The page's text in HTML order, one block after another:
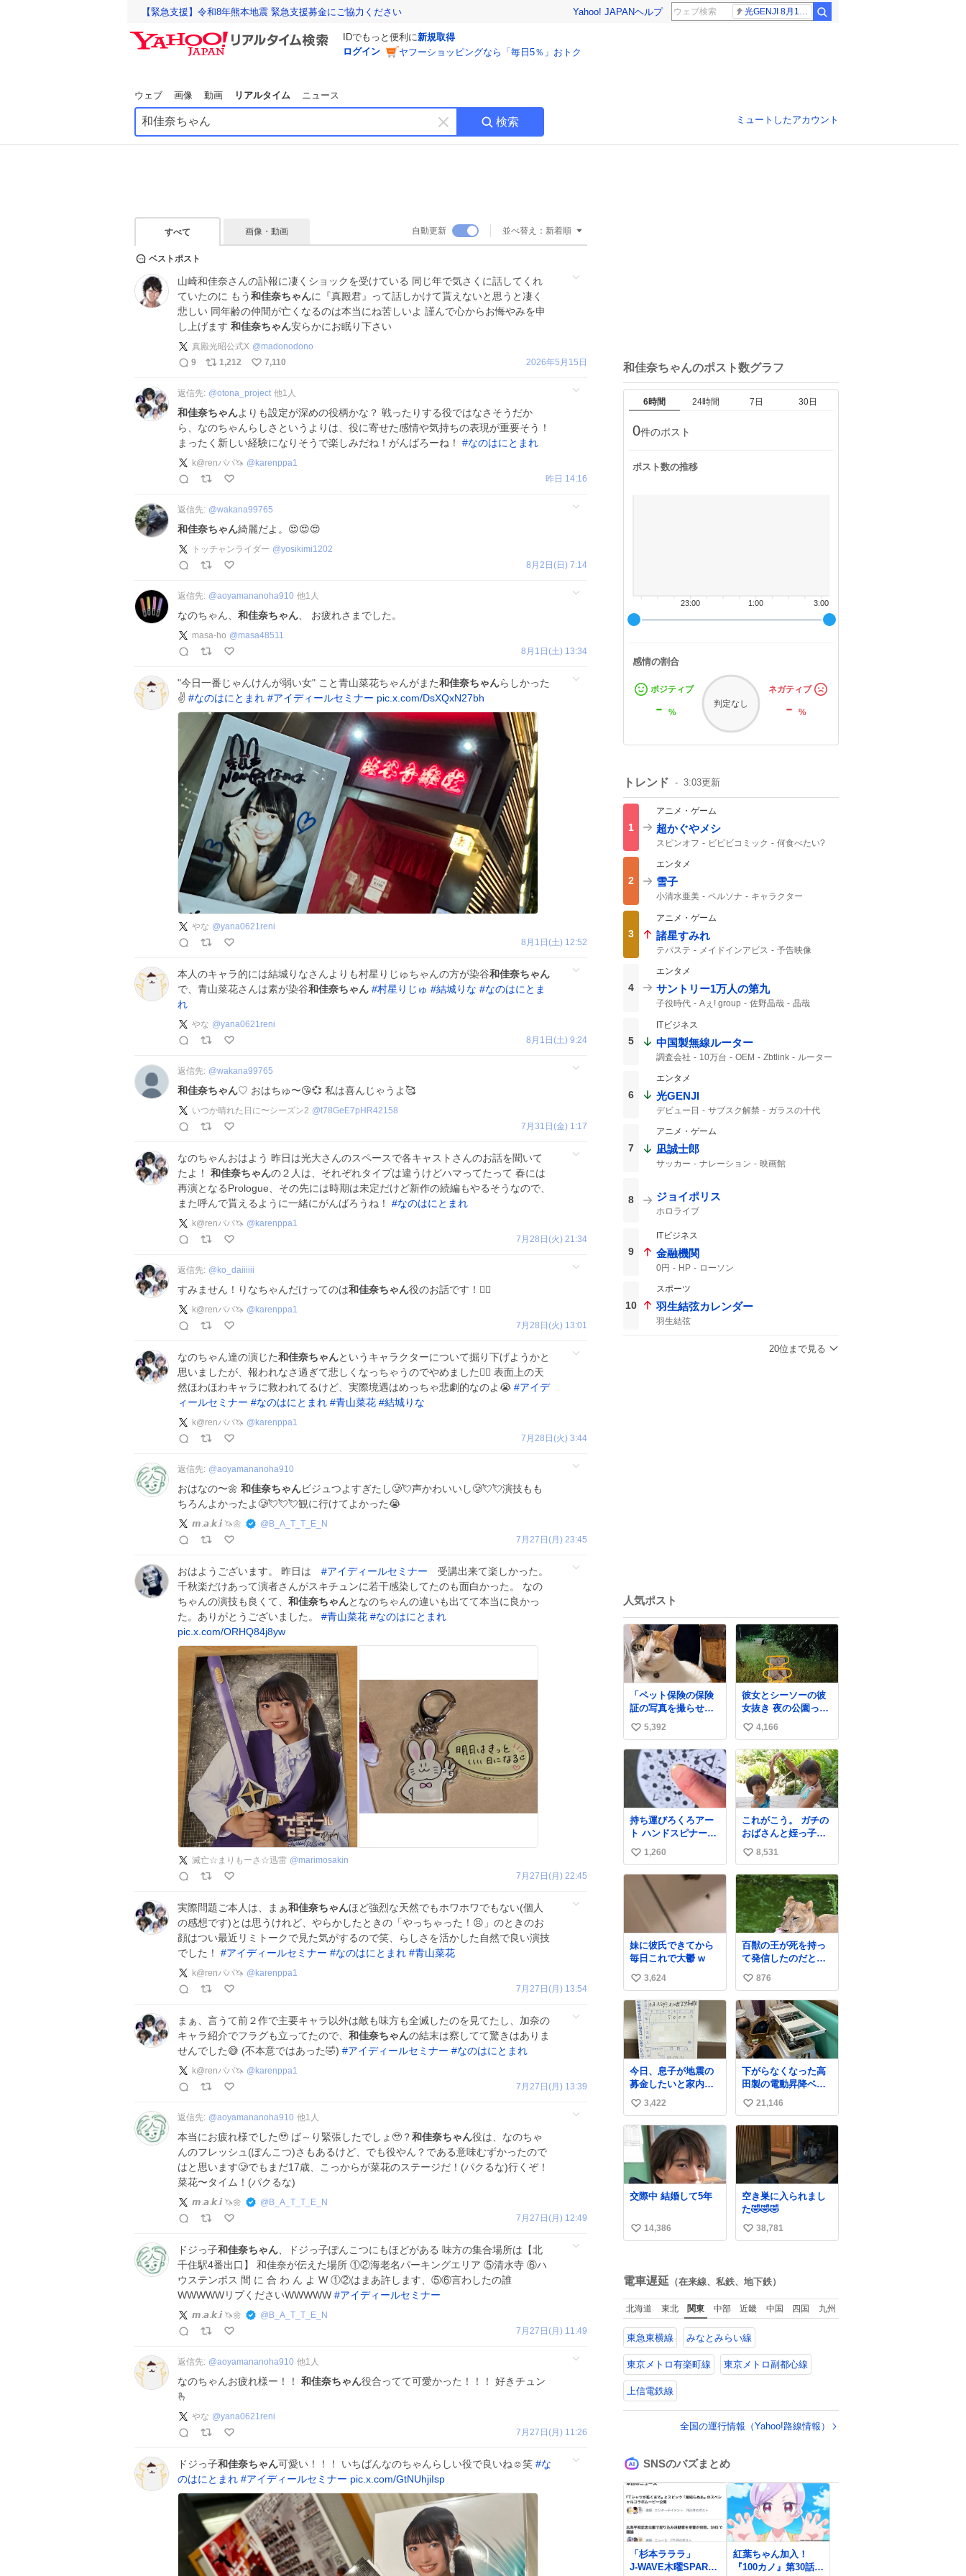
【緊急支援】令和8年熊本地震 緊急支援募金にご協力ください Yahoo! JAPANヘルプ 光GENJI 8月19日
IDでもっと便利に新規取得
ログイン
ヤフーショッピングなら「毎日5％」おトク
ウェブ 画像 動画 リアルタイム ニュース
キ
ー
す
検索 ミュートしたアカウント
すべて 画像・動画 自動更新 並べ替え： 新着順
ベストポスト
山崎和佳奈さんの訃報に凄くショックを受けている 同じ年で気さくに話してくれ
ていたのに もう和佳奈ちゃんに『真殿君』って話しかけて貰えないと思うと凄く
悲しい 同年齢の仲間が亡くなるのは本当にね苦しいよ 謹んで心からお悔やみを申
し上げます 和佳奈ちゃん安らかにお眠り下さい
真殿光昭公式X @madonodono
9
1,212 7,110 2026年5月15日
返信先: @otona_project 他1 人
和佳奈ちゃんよりも設定が深めの役柄かな？ 戦ったりする役ではなさそうだか
ら、なのちゃんらしさというよりは、役に寄せた感情や気持ちの表現が重要そう！
まったく新しい経験になりそうで楽しみだね！がんばろーね！ #なのはにとまれ
k@renパパ🦄 @ karenppa1
昨日 14:16
返信先: @wakana99765
和佳奈ちゃん綺麗だよ。😍😍😍
トッチャンライダー @yosikimi1202
8月2日(日) 7:14
返信先: @aoyamananoha910 他1 人
なのちゃん、 和佳奈ちゃん 、 お疲れさまでした。
masa-ho @masa48511
8月1日(土) 13:34
"今日一番じゃんけんが弱い女" こと青山菜花ちゃんがまた和佳奈ちゃんらしかった
✌️ #なのはにとまれ #アイディールセミナー pic.x.com/DsXQxN27bh
やな @yana0621reni
8月1日(土) 12:52
本人のキャラ的には結城りなさんよりも村星りじゅちゃんの方が染谷和佳奈ちゃん
で、青山菜花さんは素が染谷和佳奈ちゃん #村星りじゅ #結城りな #なのはにとま
れ
やな @yana0621reni
8月1日(土) 9:24
返信先: @wakana99765
和佳奈ちゃん♡ おはちゅ〜😘💞 私は喜んじゃうよ🥰
いつか晴れた日に〜シーズン2 @t78GeE7pHR42158
7月31日(金) 1:17
なのちゃんおはよう 昨日は光大さんのスペースで各キャストさんのお話を聞いて
たよ！ 和佳奈ちゃんの２人は、それぞれタイプは違うけどハマってたって 春には
再演となるPrologue、その先には時期は未定だけど新作の続編もやるそうなので、
また呼んで貰えるように一緒にがんばろうね！ #なのはにとまれ
k@renパパ🦄 @ karenppa1
7月28日(火) 21:34
返信先: @ ko_daiiiiii
すみません！りなちゃんだけってのは和佳奈ちゃん役のお話です！🙇‍♂️
k@renパパ🦄 @ karenppa1
7月28日(火) 13:01
なのちゃん達の演じた和佳奈ちゃんというキャラクターについて掘り下げようかと
思いましたが、報われなさ過ぎて悲しくなっちゃうのでやめました🙇‍♂️ 表面上の天
然ほわほわキャラに救われてるけど、実際境遇はめっちゃ悲劇的なのよ😭 #アイデ
ィールセミナー #なのはにとまれ #青山菜花 #結城りな
k@renパパ🦄 @ karenppa1
7月28日(火) 3:44
返信先: @aoyamananoha910
おはなの〜🌼 和佳奈ちゃんビジュつよすぎたし🥲💘声かわいいし🥲💘💘演技もも
ちろんよかったよ🥲💘💘💘観に行けてよかった😭
𝙢.𝙖.𝙠.𝙞 🦄🌼 @ B_A_T_T_E_N
7月27日(月) 23:45
おはようございます。 昨日は #アイディールセミナー 受講出来て楽しかった。
千秋楽だけあって演者さんがスキチュンに若干感染してたのも面白かった。 なの
ちゃんの演技も良くて、 和佳奈ちゃんとなのちゃんの違いも出てて本当に良かっ
た。ありがとうございました。 #青山菜花 #なのはにとまれ
pic.x.com/ORHQ84j8yw
滅亡☆まりもーさ☆迅雷 @marimosakin
7月27日(月) 22:45
実際問題ご本人は、まぁ和佳奈ちゃんほど強烈な天然でもホワホワでもない(個人
の感想です)とは思うけれど、やらかしたときの「やっちゃった！😣」のときのお
顔はつい最近リミトークで見た気がするので笑、らしさを活かした自然で良い演技
でした！ #アイディールセミナー #なのはにとまれ #青山菜花
k@renパパ🦄 @ karenppa1
7月27日(月) 13:54
まぁ、言うて前２作で主要キャラ以外は敵も味方も全滅したのを見てたし、加奈の
キャラ紹介でフラグも立ってたので、 和佳奈ちゃんの結末は察してて驚きはありま
せんでした😅 (不本意ではあった🤣) #アイディールセミナー #なのはにとまれ
k@renパパ🦄 @ karenppa1
7月27日(月) 13:39
返信先: @aoyamananoha910 他1 人
本当にお疲れ様でした🥹 ば～り緊張したでしょ🥹？和佳奈ちゃん役は、なのちゃ
んのフレッシュ(ぽんこつ)さもあるけど、でも役やん？である意味むずかったので
はと思います🥲でもまだ17歳、こっからが菜花のステージだ！(パクるな)行くぞ！
菜花〜タイム！(パクるな)
𝙢.𝙖.𝙠.𝙞 🦄🌼 @ B_A_T_T_E_N
7月27日(月) 12:49
ドジっ子和佳奈ちゃん 、ドジっ子ぽんこつにもほどがある 味方の集合場所は【北
千住駅4番出口】 和佳奈が伝えた場所 ①②海老名パーキングエリア ⑤清水寺 ⑥ハ
ウステンボス 間 に 合 わ ん よ W ①②はまあ許します、⑤⑥言わしたの誰
WWWWWリプくださいWWWWW #アイディールセミナー
𝙢.𝙖.𝙠.𝙞 🦄🌼 @ B_A_T_T_E_N
7月27日(月) 11:49
返信先: @aoyamananoha910 他1 人
なのちゃんお疲れ様ー！！ 和佳奈ちゃん役合ってて可愛かった！！！ 好きチュン
🫰
やな @yana0621reni
7月27日(月) 11:26
ドジっ子和佳奈ちゃん可愛い！！！ いちばんなのちゃんらしい役で良いね☺️笑 #な
のはにとまれ #アイディールセミナー pic.x.com/GtNUhjiIsp
和佳奈ちゃんのポスト数グラフ
6時間 24時間 7日 30日
0件のポスト
ポスト数の推移
3:00
1:00
23:00
感情の割合
ポジティブ
- %
判定なし
ネガティブ
-%
トレンド 3:03更新
1
アニメ・ゲーム
超かぐやメシ
スピンオフ ビビビコミック
何食べたい?
美味しいものを
2
エンタメ
雪子
小清水亜美 ペルソナ キャラクター
3
アニメ・ゲーム
諸星すみれ
テパステ メイドインアビス
予告映像
4
エンタメ
サントリー1万人の第九
子役時代 Aぇ! group 佐野晶哉 晶哉
5
ITビジネス
中国製無線ルーター
調査会社 10万台 OEM Zbtlink
ルーター
6
エンタメ
光GENJI
デビュー日 サブスク解禁
ガラスの十代
デビュー
7
アニメ・ゲーム
凪誠士郎
サッカー ナレーション 映画館
8 ジョイポリス
ホロライブ
9
ITビジネス
金融機関
0円 HP ローソン
10
スポーツ
羽生結弦カレンダー
羽生結弦
20位まで見る
人気ポスト
「ペット保険の保険
証の写真を撮らせて
くれ」と頼んだらち
ゃんと座ってポーズ
を取ってくれた人
い
い
ね
数
5,392
彼女とシーソーの彼
女抜き 夜の公園って
不審者が現れそうで
怖いんだよな
い
い
ね
数
4,166
持ち運びろくろアー
ト ハンドスピナー会
社の偉い人、見てく
ださい。
い
い
1,260
これがこう。 ガチの
おばさんと姪っ子で
す。 （身長抜かされ
ててしぬ笑） #ヤツ
ルギ12 #家族でヒロ
イン
い
い
ね
数
8,531
妹に彼氏できてから
毎日これで大鬱 w
い
い
ね
数
3,624
百獣の王が死を持っ
て発信したのだと思
う 高温多湿が尋常で
ない日本の夏 どうか
早急に飼育の環境を
見直して 動物の命を
護ってください…と
治療中のライオンが
助かりますように す
べての動物の命が護
られますように
2026.7.3📷多摩動物
公園にて 残念ながら
個体の識別は出来ま
せん
い
い
ね
数
876
今日、息子が地震の
募金したいと家内と
郵便局に行ったみた
いです。おもちゃと
か買う選択肢もあっ
たと思うけど、自分
で貯めてた2万円を役
に立てて欲しい、み
んなも元気になって
欲しいと。家内も一
緒に募金したので、
なぁと思いました。
い
い
3,422
下がらなくなった高
田製の電動昇降ベッ
ト。 メーカーから
は、完全に見放され
たんですが、 見事に
85歳の父が治しまし
た。 うちの父は、ト
ヨタカローラのボデ
ィをオート生産す
る、工業ロボットの
製作者なんですが、
父が電動ベットの配
線をハンダで修理し
ている横で、
い
い
ね
数
21,146
交際中 結婚して5年
い
数
14,386
空き巣に入られまし
た🤣🤣🤣
い
数
38,781
電車遅延 （在来線、私鉄、地下鉄）
北海道 東北 関東 中部 近畿 中国 四国 九州
東急東横線 みなとみらい線
東京メトロ有楽町線 東京メトロ副都心線
上信電鉄線
全国の運行情報（Yahoo!路線情報）
SNSのバズまとめ
「杉本ラララ」
J‑WAVE木曜SPARK
紅葉ちゃん加入！
『100カノ』第30話先